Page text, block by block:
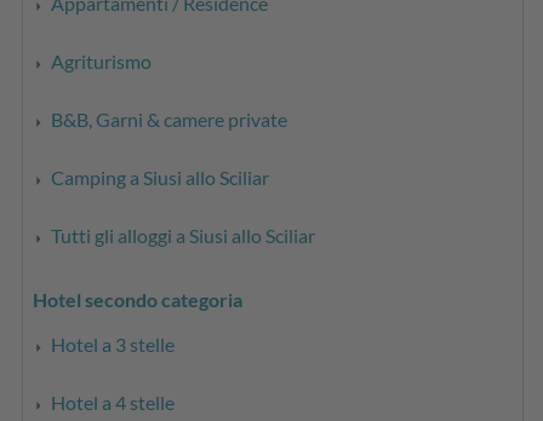
Agriturismo
B&B, Garni & camere private
Camping a Siusi allo Sciliar
Tutti gli alloggi a Siusi allo Sciliar
Hotel secondo categoria
Hotel a 3 stelle
Hotel a 4 stelle